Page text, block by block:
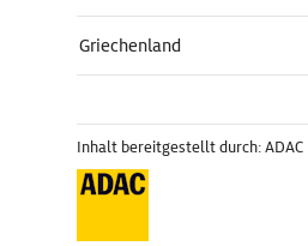
Griechenland
Inhalt bereitgestellt durch: ADAC